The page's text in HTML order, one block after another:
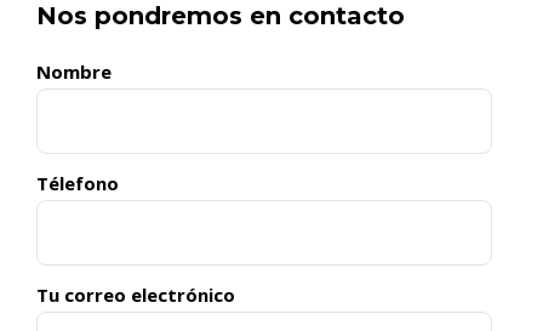
Nos pondremos en contacto
Nombre
Télefono
Tu correo electrónico